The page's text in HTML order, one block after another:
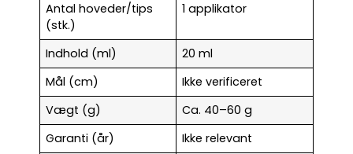
Antal hoveder/tips
(stk.)
1 applikator
Indhold (ml)
20 ml
Mål (cm)
Ikke verificeret
Vægt (g)
Ca. 40–60 g
Garanti (år)
Ikke relevant